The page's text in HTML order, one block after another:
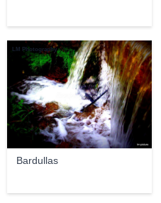
Bardullas
LM Photography